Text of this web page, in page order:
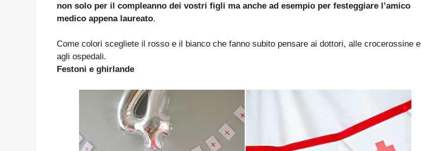
non solo per il compleanno dei vostri figli ma anche ad esempio per festeggiare l’amico
medico appena laureato.
Come colori scegliete il rosso e il bianco che fanno subito pensare ai dottori, alle crocerossine e
agli ospedali.
Festoni e ghirlande